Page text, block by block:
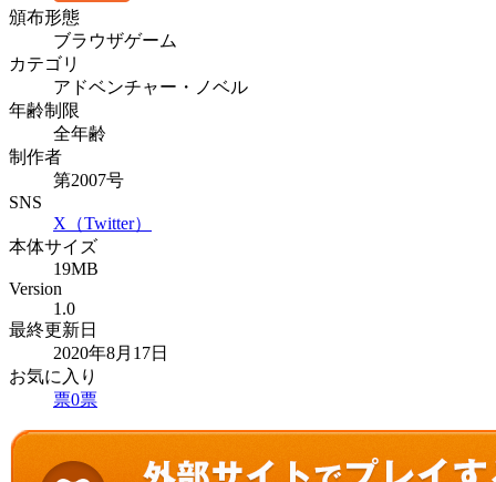
頒布形態
ブラウザゲーム
カテゴリ
アドベンチャー・ノベル
年齢制限
全年齢
制作者
第2007号
SNS
X（Twitter）
本体サイズ
19MB
Version
1.0
最終更新日
2020年8月17日
お気に入り
票0票